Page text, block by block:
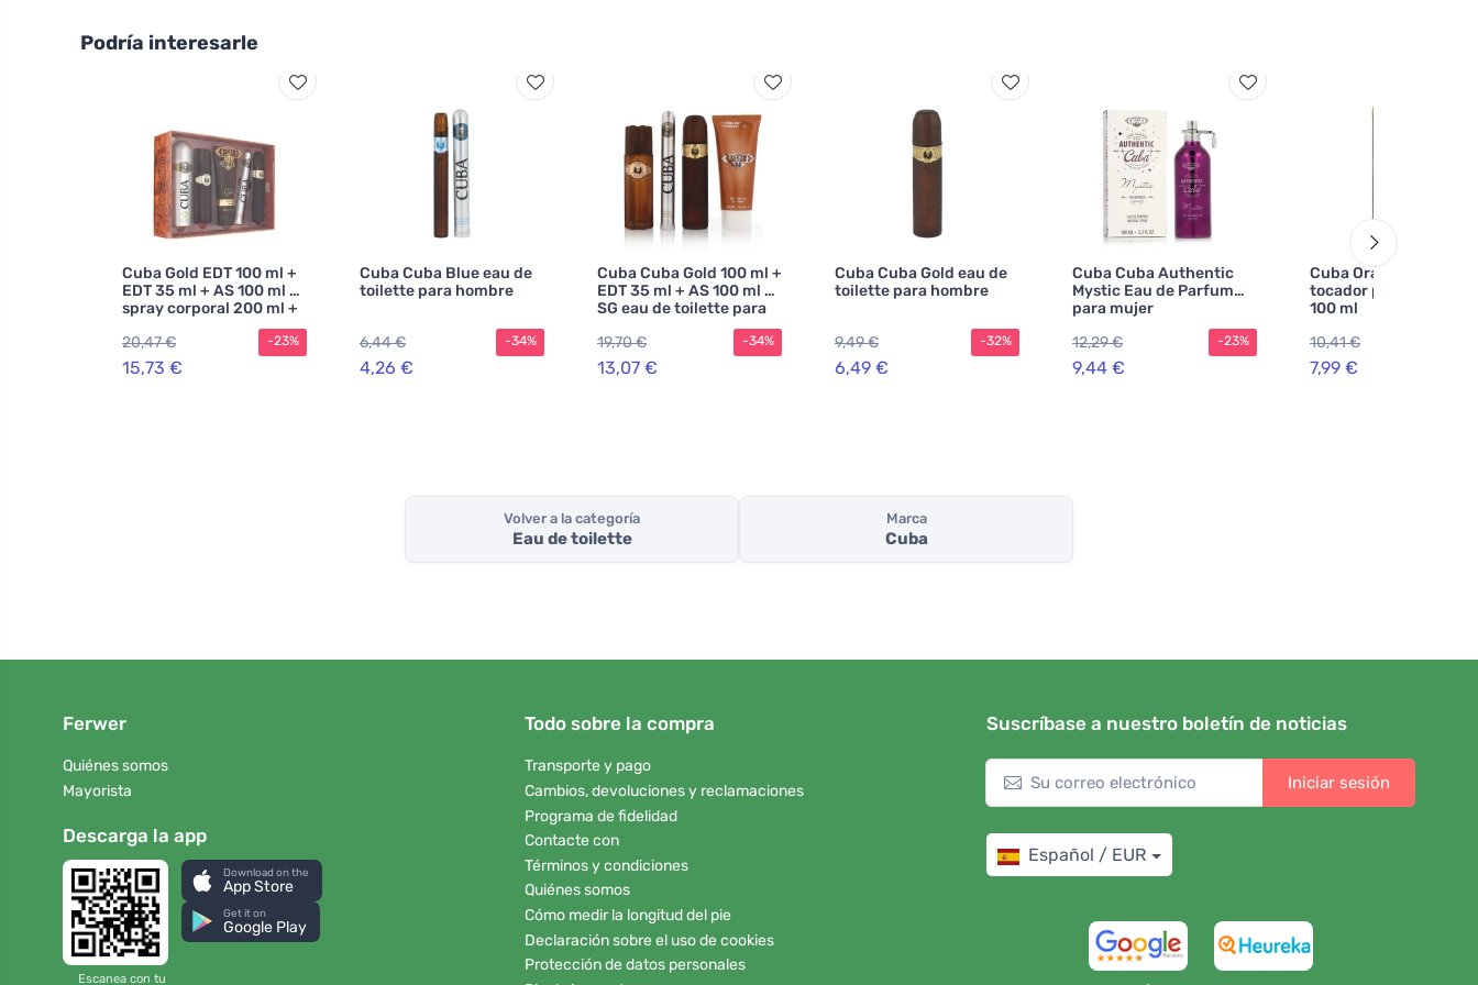
Podría interesarle
Cuba Gold EDT 100 ml +
EDT 35 ml + AS 100 ml +
spray corporal 200 ml +
20,47 €
15,73 €
-23%
Cuba Cuba Blue eau de
toilette para hombre
6,44 €
4,26 €
-34%
Cuba Cuba Gold 100 ml +
EDT 35 ml + AS 100 ml +
SG eau de toilette para
19,70 €
13,07 €
-34%
Cuba Cuba Gold eau de
toilette para hombre
9,49 €
6,49 €
-32%
Cuba Cuba Authentic
Mystic Eau de Parfum
para mujer
12,29 €
9,44 €
-23%
Cuba Orange agua de
tocador para hombre
100 ml
10,41 €
7,99 €
Volver a la categoría
Eau de toilette
Marca
Cuba
Ferwer
Quiénes somos
Mayorista
Descarga la app
Escanea con tu
Download on the
App Store
Get it on
Google Play
Todo sobre la compra
Transporte y pago
Cambios, devoluciones y reclamaciones
Programa de fidelidad
Contacte con
Términos y condiciones
Quiénes somos
Cómo medir la longitud del pie
Declaración sobre el uso de cookies
Protección de datos personales
Suscríbase a nuestro boletín de noticias
Iniciar sesión
Español / EUR